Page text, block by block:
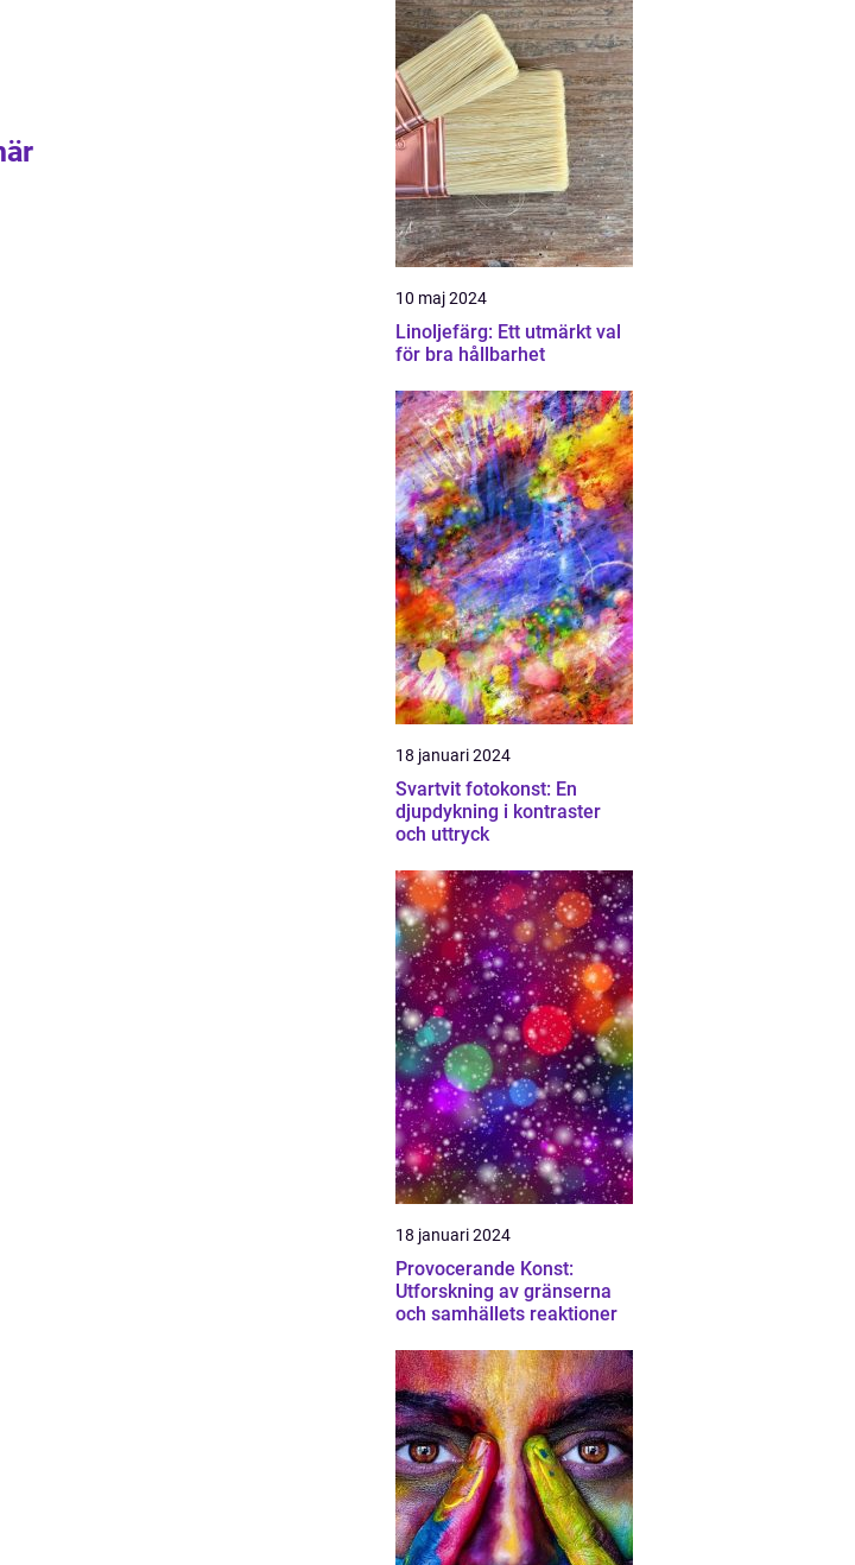
10 maj 2024
Linoljefärg: Ett utmärkt val
för bra hållbarhet
18 januari 2024
Svartvit fotokonst: En
djupdykning i kontraster
och uttryck
18 januari 2024
Provocerande Konst:
Utforskning av gränserna
och samhällets reaktioner